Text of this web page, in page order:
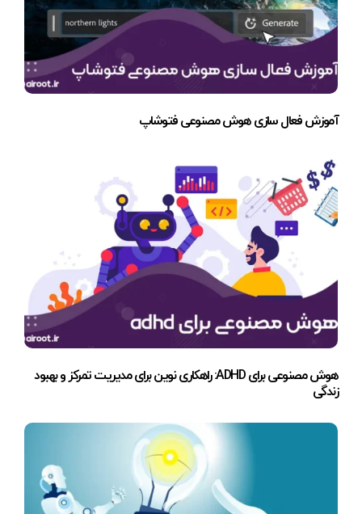
آموزش فعال سازی هوش مصنوعی فتوشاپ
هوش مصنوعی برای ADHD: راهکاری نوین برای مدیریت تمرکز و بهبود
زندگی